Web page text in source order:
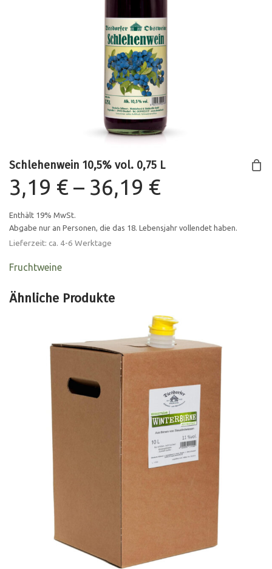
Schlehenwein 10,5% vol. 0,75 L
3,19 € – 36,19 €
Enthält 19% MwSt.
Abgabe nur an Personen, die das 18. Lebensjahr vollendet haben.
Lieferzeit: ca. 4-6 Werktage
Fruchtweine
Ähnliche Produkte